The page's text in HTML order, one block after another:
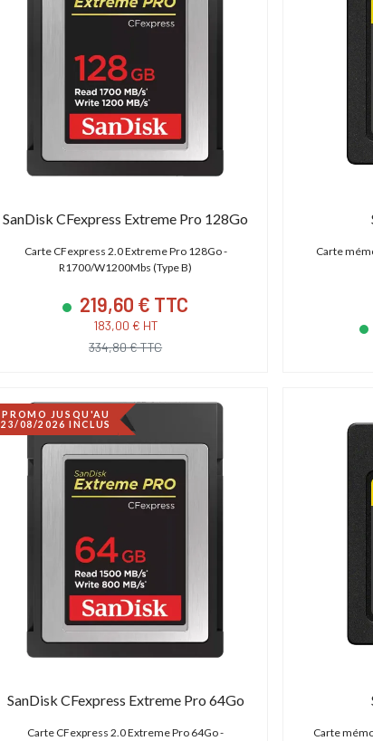
Canon EOS C700 PL
23 880,00 € TTC
19 900,00 € HT
28 627,19 € TTC
ABonAir AB4000 4K
15 600,00 €
SanDisk CFexpress Extreme Pro 128Go
Carte CFexpress 2.0 Extreme Pro 128Go -
R1700/W1200Mbs (Type B)
219,60 € TTC
183,00 € HT
334,80 € TTC
Carte
PROMO JUSQU'AU
23/08/2026 INCLUS
SanDisk CFexpress Extreme Pro 64Go
Carte CFexpress 2.0 Extreme Pro 64Go -
Carte